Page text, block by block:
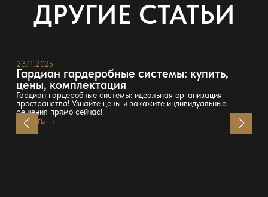
ДРУГИЕ СТАТЬИ
23.11.2025
Гардиан гардеробные системы: купить,
цены, комплектация
Гардиан гардеробные системы: идеальная организация
пространства! Узнайте цены и закажите индивидуальные
решения прямо сейчас!
Читать →